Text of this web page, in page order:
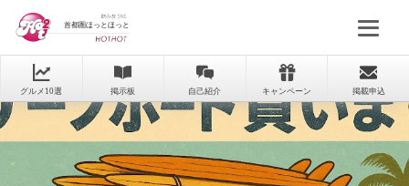
首都圏ほっとほっと
グルメ10選 掲示板 自己紹介 キャンペーン 掲載申込